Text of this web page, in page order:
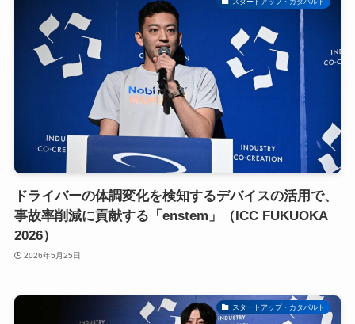
ドライバーの体調変化を検知するデバイスの活用で、
事故率削減に貢献する「enstem」（ICC FUKUOKA
2026）
2026年5月25日
スタートアップ・カタパルト